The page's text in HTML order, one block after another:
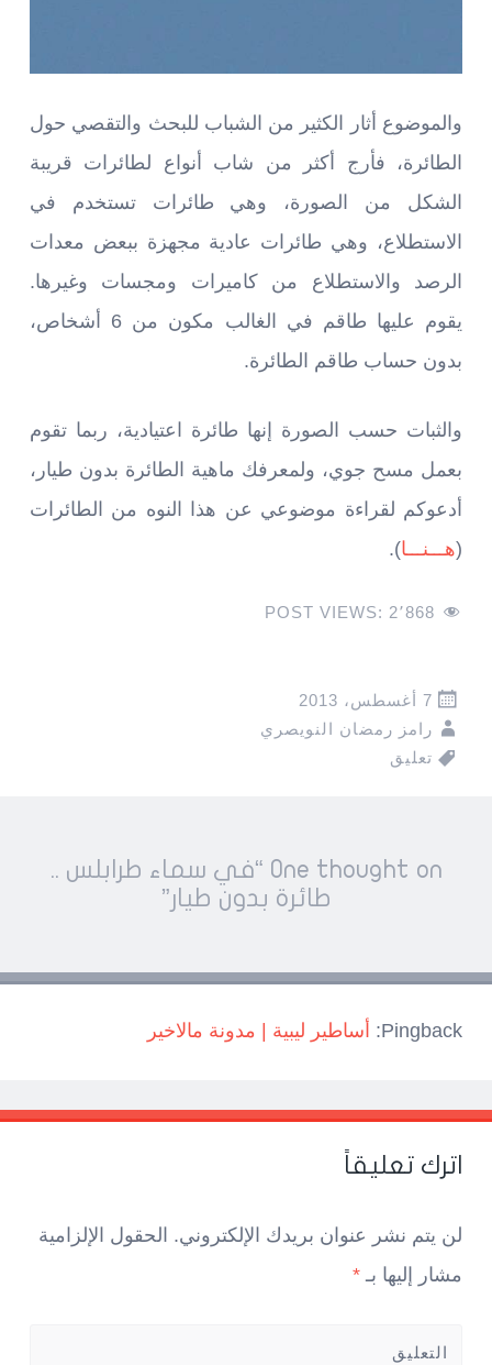
والموضوع أثار الكثير من الشباب للبحث والتقصي حول
الطائرة، فأرج أكثر من شاب أنواع لطائرات قريبة
الشكل من الصورة، وهي طائرات تستخدم في
الاستطلاع، وهي طائرات عادية مجهزة ببعض معدات
الرصد والاستطلاع من كاميرات ومجسات وغيرها.
يقوم عليها طاقم في الغالب مكون من 6 أشخاص،
بدون حساب طاقم الطائرة.
والثبات حسب الصورة إنها طائرة اعتيادية، ربما تقوم
بعمل مسح جوي، ولمعرفك ماهية الطائرة بدون طيار،
أدعوكم لقراءة موضوعي عن هذا النوه من الطائرات
(هـــنـــا).
POST VIEWS: 2٬868
7 أغسطس، 2013
رامز رمضان النويصري
تعليق
Post
navigation
One thought on “
في سماء طرابلس ..
طائرة بدون طيار”
Pingback: أساطير ليبية | مدونة مالاخير
اترك تعليقاً
لن يتم نشر عنوان بريدك الإلكتروني. الحقول الإلزامية
مشار إليها بـ *
التعليق